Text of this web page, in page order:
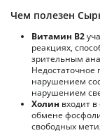
Чем полезен
Витамин В2
реакциях,
зрительным
Недостаточное
нарушением
нарушением
Холин входит
обмене
свободных